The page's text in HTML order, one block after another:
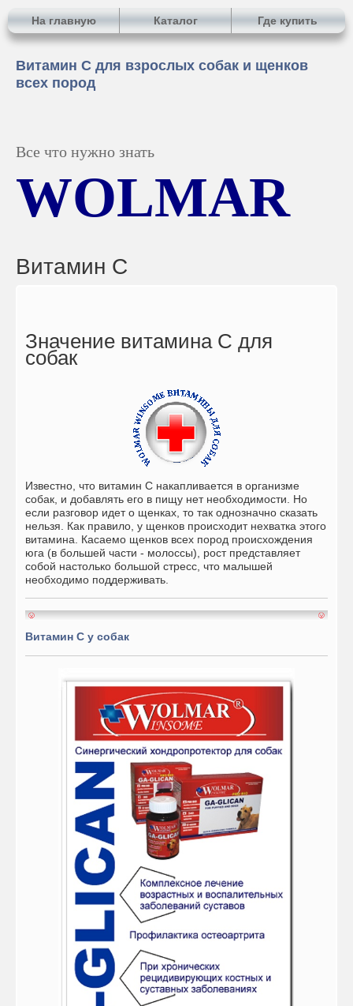
На главную Каталог Где купить
Витамин С для взрослых собак и щенков
всех пород
Все что нужно знать
WOLMAR
Витамин С
Значение витамина С для
собак
Известно, что витамин С накапливается в организме
собак, и добавлять его в пищу нет необходимости. Но
если разговор идет о щенках, то так однозначно сказать
нельзя. Как правило, у щенков происходит нехватка этого
витамина. Касаемо щенков всех пород происхождения
юга (в большей части - молоссы), рост представляет
собой настолько большой стресс, что малышей
необходимо поддерживать.
Витамин С у собак